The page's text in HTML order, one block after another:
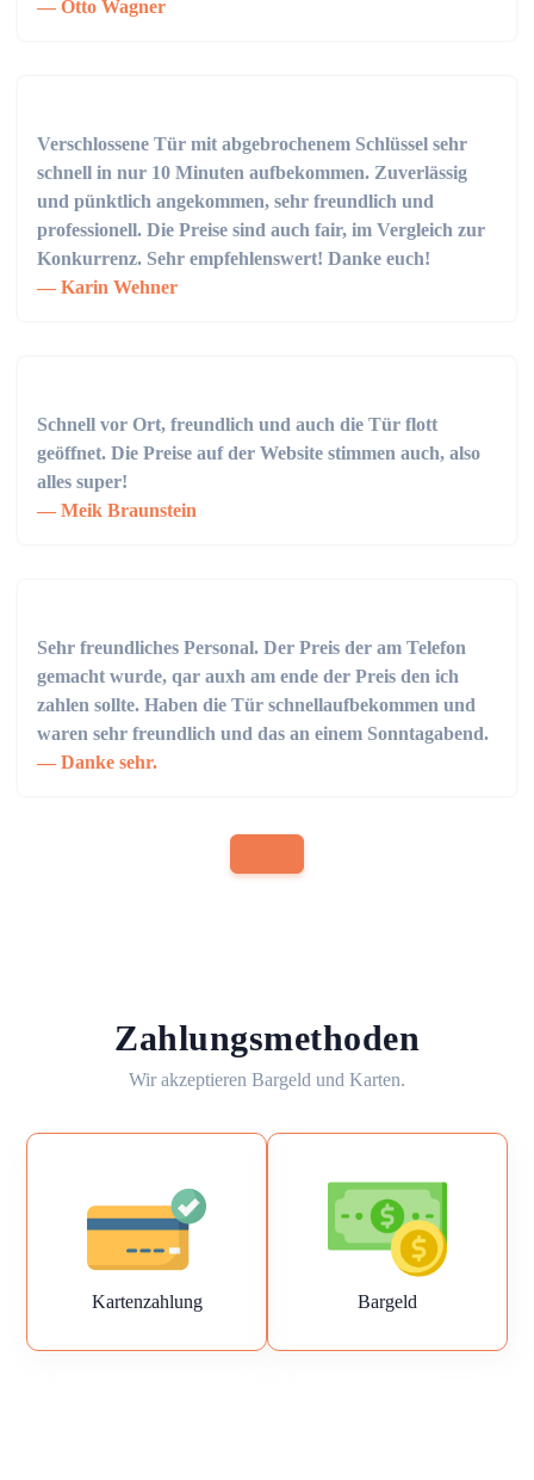
Otto Wagner
Verschlossene Tür mit abgebrochenem Schlüssel sehr
schnell in nur 10 Minuten aufbekommen. Zuverlässig
und pünktlich angekommen, sehr freundlich und
professionell. Die Preise sind auch fair, im Vergleich zur
Konkurrenz. Sehr empfehlenswert! Danke euch!
Karin Wehner
Schnell vor Ort, freundlich und auch die Tür flott
geöffnet. Die Preise auf der Website stimmen auch, also
alles super!
Meik Braunstein
Sehr freundliches Personal. Der Preis der am Telefon
gemacht wurde, qar auxh am ende der Preis den ich
zahlen sollte. Haben die Tür schnellaufbekommen und
waren sehr freundlich und das an einem Sonntagabend.
Danke sehr.
Zahlungsmethoden
Wir akzeptieren Bargeld und Karten.
Kartenzahlung Bargeld